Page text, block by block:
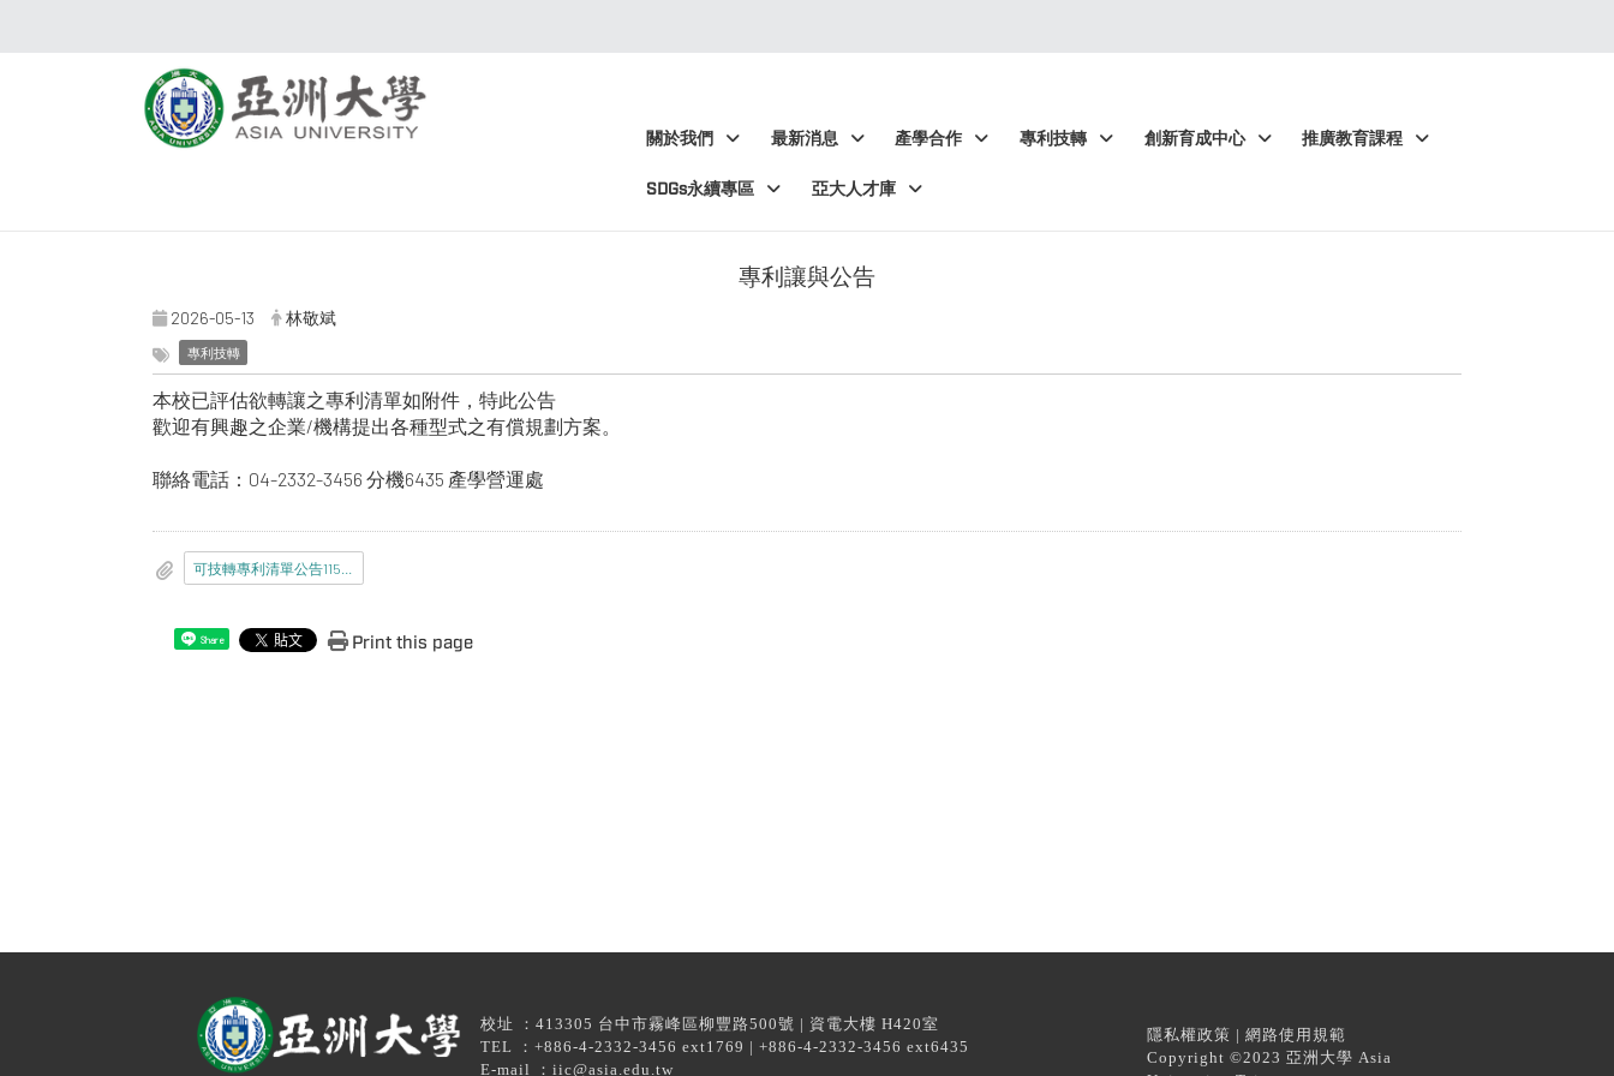
關於我們 最新消息 產學合作 專利技轉 創新育成中心 推廣教育課程
SDGs永續專區 亞大人才庫
專利讓與公告
2026-05-13 林敬斌
專利技轉
本校已評估欲轉讓之專利清單如附件，特此公告
歡迎有興趣之企業/機構提出各種型式之有償規劃方案。
聯絡電話：04-2332-3456 分機6435 產學營運處
Share Print this page
校址 ：413305 台中市霧峰區柳豐路500號 | 資電大樓 H420室
TEL ：+886-4-2332-3456 ext1769 | +886-4-2332-3456 ext6435
E-mail ：iic@asia.edu.tw
隱私權政策 | 網路使用規範
Copyright ©2023 亞洲大學 Asia